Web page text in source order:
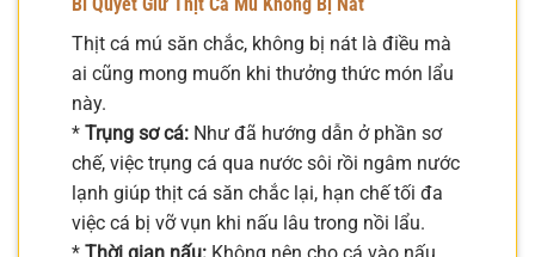
Thịt cá mú săn chắc, không bị nát là điều mà
ai cũng mong muốn khi thưởng thức món lẩu
này.
* Trụng sơ cá: Như đã hướng dẫn ở phần sơ
chế, việc trụng cá qua nước sôi rồi ngâm nước
lạnh giúp thịt cá săn chắc lại, hạn chế tối đa
việc cá bị vỡ vụn khi nấu lâu trong nồi lẩu.